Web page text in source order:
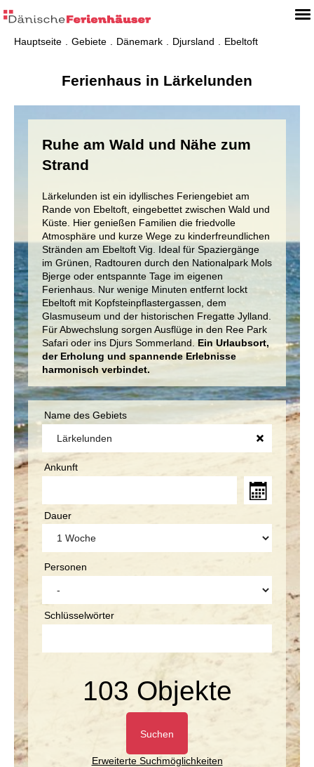
Hauptseite Gebiete Dänemark Djursland Ebeltoft
Ferienhaus in Lärkelunden
Ruhe am Wald und Nähe zum
Strand
Lärkelunden ist ein idyllisches Feriengebiet am
Rande von Ebeltoft, eingebettet zwischen Wald und
Küste. Hier genießen Familien die friedvolle
Atmosphäre und kurze Wege zu kinderfreundlichen
Stränden am Ebeltoft Vig. Ideal für Spaziergänge
im Grünen, Radtouren durch den Nationalpark Mols
Bjerge oder entspannte Tage im eigenen
Ferienhaus. Nur wenige Minuten entfernt lockt
Ebeltoft mit Kopfsteinpflastergassen, dem
Glasmuseum und der historischen Fregatte Jylland.
Für Abwechslung sorgen Ausflüge in den Ree Park
Safari oder ins Djurs Sommerland. Ein Urlaubsort,
der Erholung und spannende Erlebnisse
harmonisch verbindet.
Name des Gebiets
Ankunft
Dauer
Personen
Schlüsselwörter
103 Objekte
Suchen
Erweiterte Suchmöglichkeiten